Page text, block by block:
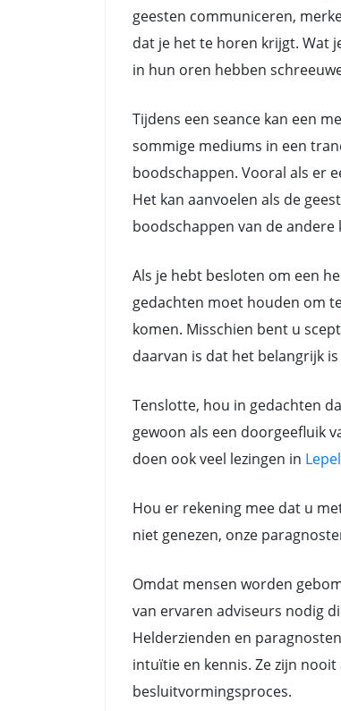
geesten communiceren,
dat je het te horen krijgt. Wat
in hun oren hebben
Tijdens een seance kan een
sommige mediums in een
boodschappen. Vooral als er
Het kan aanvoelen als de
boodschappen van de andere
Als je hebt besloten om een
gedachten moet houden om
komen. Misschien bent u
daarvan is dat het belangrijk
Tenslotte, hou in gedachten
gewoon als een doorgeefluik
doen ook veel lezingen in
Hou er rekening mee dat u
niet genezen, onze
Omdat mensen worden
van ervaren adviseurs nodig
Helderzienden en
intuïtie en kennis. Ze zijn
besluitvormingsproces.